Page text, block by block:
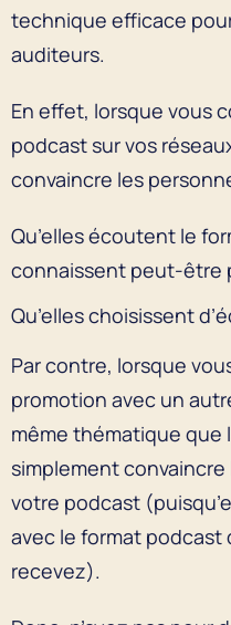
technique efficace
auditeurs.
En effet, lorsque vous
podcast sur vos
convaincre les
Qu’elles écoutent le
connaissent peut-être
Qu’elles choisissent
Par contre, lorsque
promotion avec un
même thématique que
simplement
votre podcast
avec le format podcast
recevez).